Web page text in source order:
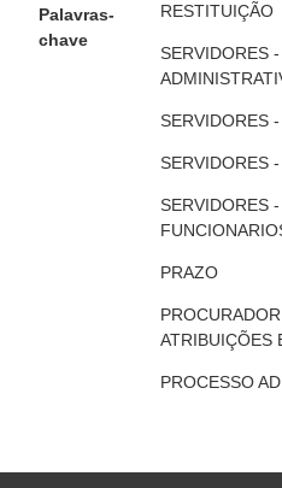
Palavras-
chave
RESTITUIÇÃO
SERVIDORES
SERVIDORES
SERVIDORES
SERVIDORES
PRAZO
ATRIBUIÇÕES
PROCESSO